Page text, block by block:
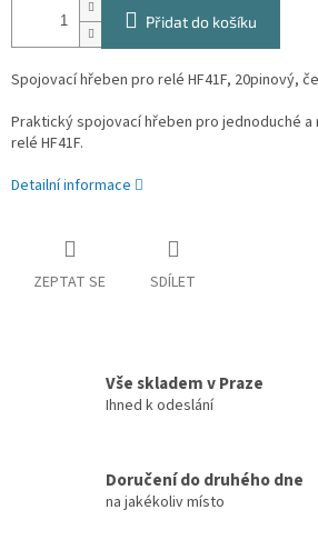
Přidat do košíku
Spojovací hřeben pro relé HF41F, 20pinový,
Praktický spojovací hřeben pro jednoduché
relé HF41F.
Detailní informace
ZEPTAT SE SDÍLET
Vše skladem v Praze
Ihned k odeslání
Doručení do druhého dne
na jakékoliv místo